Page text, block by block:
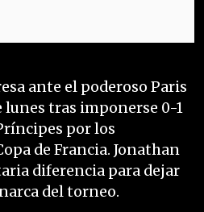
ante el poderoso Paris
tras imponerse 0-1
por los
de Francia. Jonathan
diferencia para dejar
del torneo.